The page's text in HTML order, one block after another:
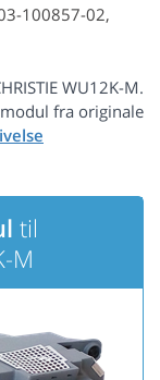
100857-02,
WU12K-M.
fra originale
til
M